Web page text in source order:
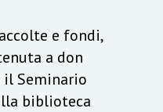
e fondi,
a don
il Seminario
biblioteca